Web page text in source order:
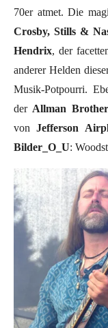
70er atmet. Die
Crosby, Stills &
Hendrix, der
anderer Helden
Musik-Potpourri.
der Allman
vonJefferson
Bilder_O_U: